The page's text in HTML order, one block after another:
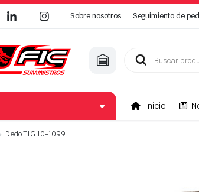
Sobre nosotros Seguimiento de
Búsqueda
Inicio
Dedo TIG 10-1099